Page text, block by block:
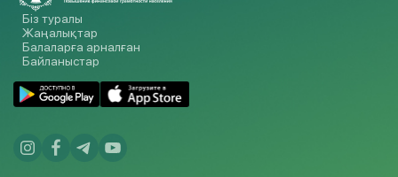
Біз туралы
Жаңалықтар
Балаларға арналған
Байланыстар